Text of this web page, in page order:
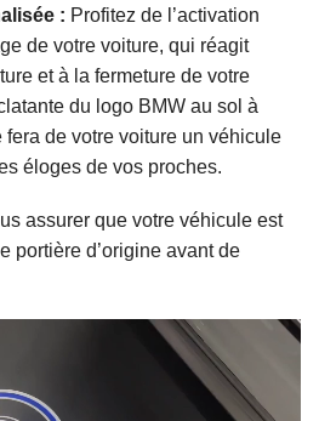
: Profitez de l’activation
de votre voiture, qui réagit
et à la fermeture de votre
du logo BMW au sol à
fera de votre voiture un véhicule
éloges de vos proches.
assurer que votre véhicule est
portière d’origine avant de